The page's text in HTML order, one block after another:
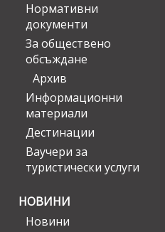
Нормативни
документи
За обществено
обсъждане
Архив
Информационни
материали
Дестинации
Ваучери за
туристически услуги
НОВИНИ
Новини